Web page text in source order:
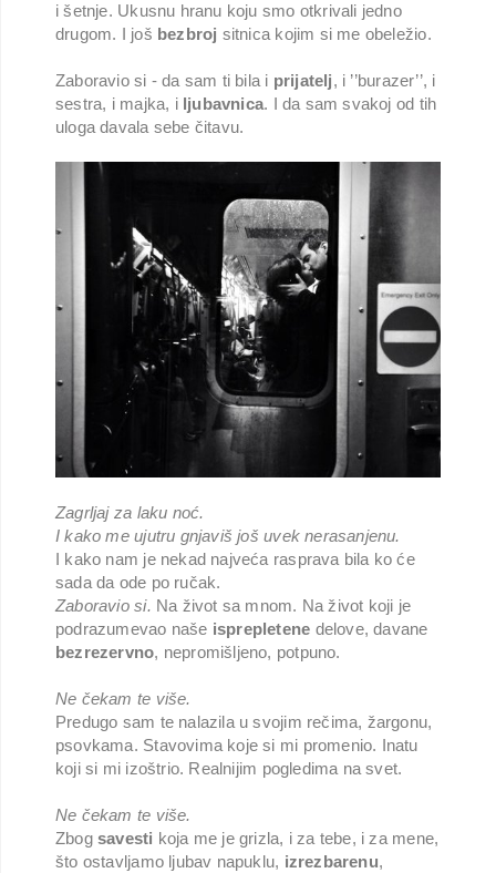
i šetnje. Ukusnu hranu koju smo otkrivali jedno
drugom. I još bezbroj sitnica kojim si me obeležio.
Zaboravio si - da sam ti bila i prijatelj, i ’’burazer’’, i
sestra, i majka, i ljubavnica. I da sam svakoj od tih
uloga davala sebe čitavu.
Zagrljaj za laku noć.
I kako me ujutru gnjaviš još uvek nerasanjenu.
I kako nam je nekad najveća rasprava bila ko će
sada da ode po ručak.
Zaboravio si. Na život sa mnom. Na život koji je
podrazumevao naše isprepletene delove, davane
bezrezervno, nepromišljeno, potpuno.
Ne čekam te više.
Predugo sam te nalazila u svojim rečima, žargonu,
psovkama. Stavovima koje si mi promenio. Inatu
koji si mi izoštrio. Realnijim pogledima na svet.
Ne čekam te više.
Zbogsavesti koja me je grizla, i za tebe, i za mene,
što ostavljamo ljubav napuklu, izrezbarenu,